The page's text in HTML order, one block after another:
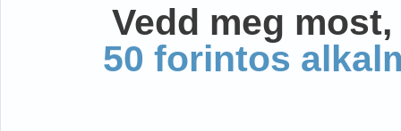
Vedd meg
50 forintos